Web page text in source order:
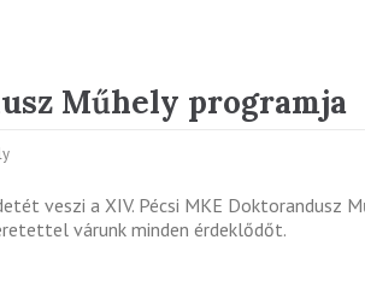
Műhely programja
veszi a XIV. Pécsi MKE Doktorandusz
várunk minden érdeklődőt.